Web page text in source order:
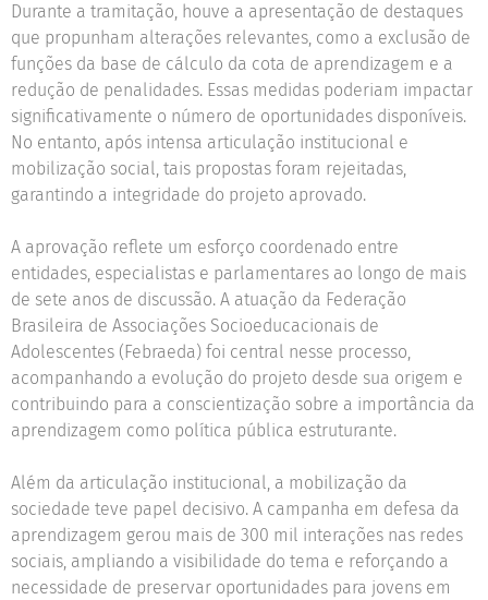
Durante a tramitação, houve a apresentação de destaques
que propunham alterações relevantes, como a exclusão de
funções da base de cálculo da cota de aprendizagem e a
redução de penalidades. Essas medidas poderiam impactar
significativamente o número de oportunidades disponíveis.
No entanto, após intensa articulação institucional e
mobilização social, tais propostas foram rejeitadas,
garantindo a integridade do projeto aprovado.
A aprovação reflete um esforço coordenado entre
entidades, especialistas e parlamentares ao longo de mais
de sete anos de discussão. A atuação da Federação
Brasileira de Associações Socioeducacionais de
Adolescentes (Febraeda) foi central nesse processo,
acompanhando a evolução do projeto desde sua origem e
contribuindo para a conscientização sobre a importância da
aprendizagem como política pública estruturante.
Além da articulação institucional, a mobilização da
sociedade teve papel decisivo. A campanha em defesa da
aprendizagem gerou mais de 300 mil interações nas redes
sociais, ampliando a visibilidade do tema e reforçando a
necessidade de preservar oportunidades para jovens em